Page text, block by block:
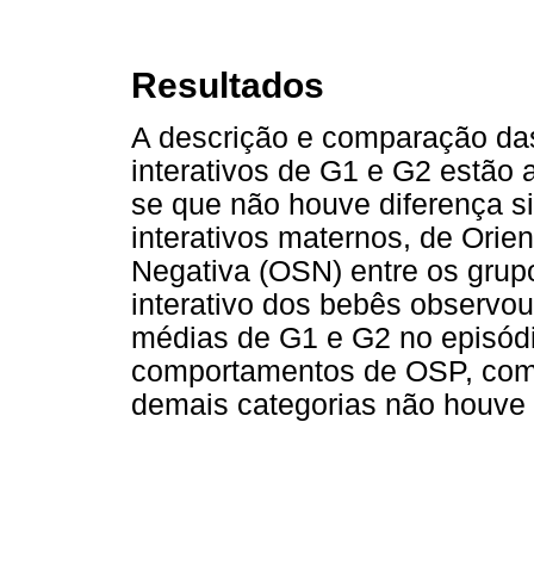
Resultados
A descrição e comparação
interativos de G1 e G2 estão
se que não houve diferença
interativos maternos, de
Negativa (OSN) entre os
interativo dos bebês
médias de G1 e G2 no
comportamentos de OSP,
demais categorias não